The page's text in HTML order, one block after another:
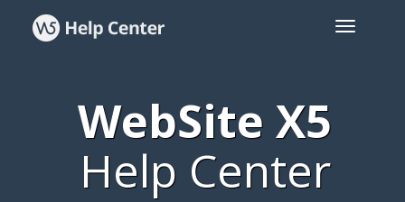
WebSite X5
Help Center